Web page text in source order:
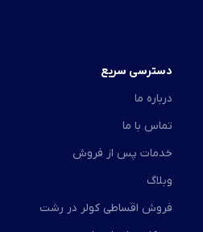
دسترسی سریع
درباره ما
تماس با ما
خدمات پس از فروش
وبلاگ
فروش اقساطی کولر در رشت